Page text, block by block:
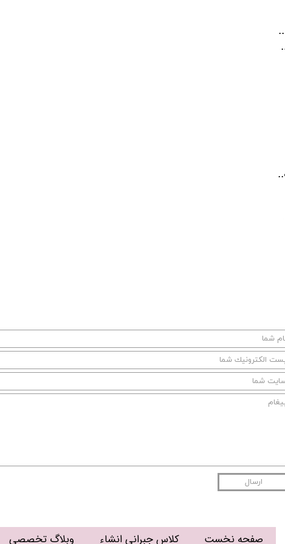
صفحه نخست کلاس جبرانی انشاء وبلاگ تخصصی
ارسال